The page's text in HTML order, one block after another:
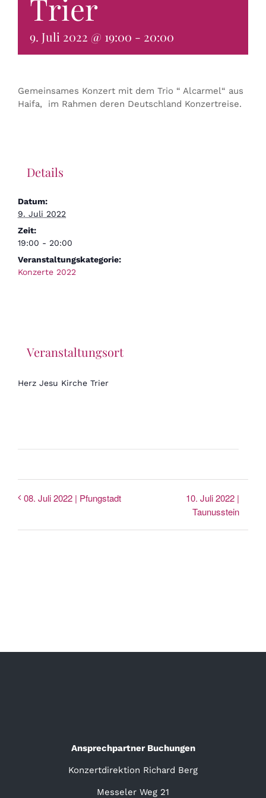
Trier
9. Juli 2022 @ 19:00 - 20:00
Gemeinsames Konzert mit dem Trio “ Alcarmel“ aus
Haifa, im Rahmen deren Deutschland Konzertreise.
Details
Datum:
9. Juli 2022
Zeit:
19:00 - 20:00
Veranstaltungskategorie:
Konzerte 2022
Veranstaltungsort
Herz Jesu Kirche Trier
08. Juli 2022 | Pfungstadt
10. Juli 2022 |
Taunusstein
Ansprechpartner Buchungen
Konzertdirektion Richard Berg
Messeler Weg 21